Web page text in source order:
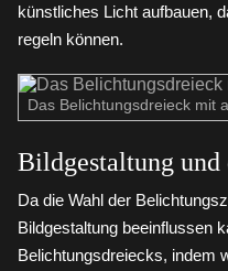
künstliches Licht aufbauen,
regeln können.
Das Belichtungsdreieck mit
Bildgestaltung und
Da die Wahl der
Bildgestaltung beeinflussen
Belichtungsdreiecks, indem